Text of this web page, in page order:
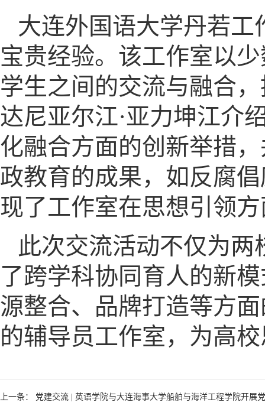
大连外国语大学丹若
宝贵经验。该工作室以
学生之间的交流与融合
达尼亚尔江·亚力坤江介
化融合方面的创新举措
政教育的成果，如反腐
现了工作室在思想引领
此次交流活动不仅为
了跨学科协同育人的新
源整合、品牌打造等方
的辅导员工作室，为高
上一条： 党建交流 | 英语学院与大连海事大学船舶与海洋工程学院开展